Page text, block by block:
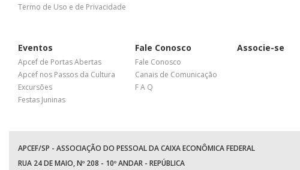
Termo de Uso e de Privacidade
Eventos
Apcef de Portas Abertas
Apcef nos Passos da Cultura
Excursões
Festas Juninas
Fale Conosco
Fale Conosco
Canais de Comunicação
F A Q
Associe-se
APCEF/SP - ASSOCIAÇÃO DO PESSOAL DA CAIXA ECONÔMICA FEDERAL
RUA 24 DE MAIO, Nº 208 - 10º ANDAR - REPÚBLICA